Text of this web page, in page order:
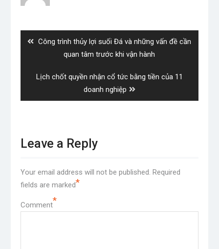
Previous
Công trình thủy lợi suối Đá và những vấn đề cần
quan tâm trước khi vận hành
Next
Lịch chốt quyền nhận cổ tức bằng tiền của 11
doanh nghiệp
Leave a Reply
Your email address will not be published. Required
fields are marked*
Comment*